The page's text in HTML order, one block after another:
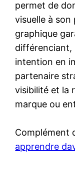
permet de
visuelle à son
graphique
différenciant,
intention en
partenaire
visibilité et la
marque ou
Complément
apprendre